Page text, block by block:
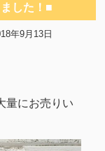
した！■
年9月13日
量にお売りい